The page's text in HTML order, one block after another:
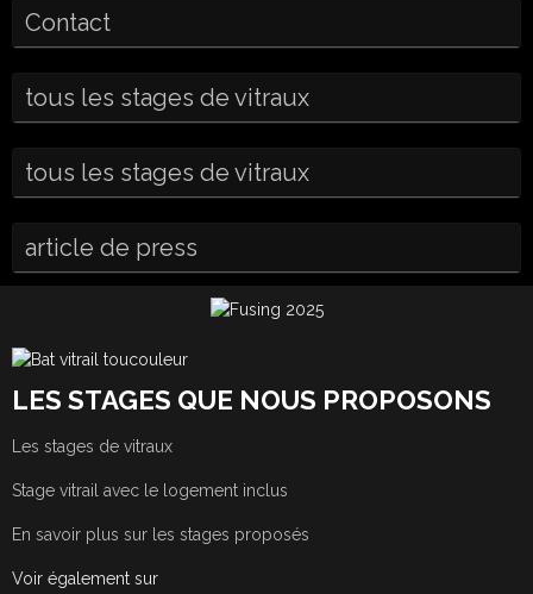
Contact
tous les stages de vitraux
tous les stages de vitraux
article de press
LES STAGES QUE NOUS PROPOSONS
Les stages de vitraux
Stage vitrail avec le logement inclus
En savoir plus sur les stages proposés
Voir également sur